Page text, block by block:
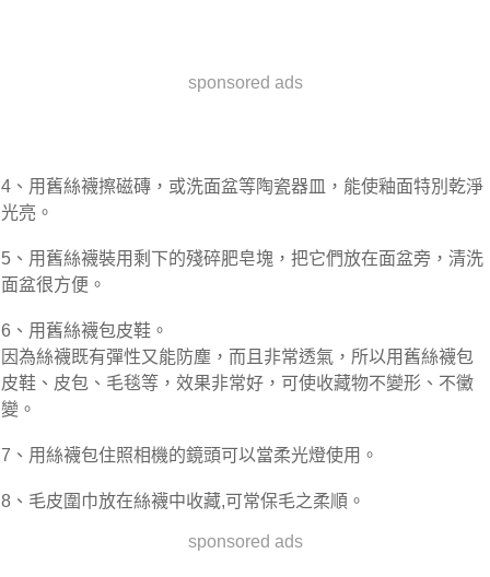
sponsored ads
4、用舊絲襪擦磁磚，或洗面盆等陶瓷器皿，能使釉面特別乾淨
光亮。
5、用舊絲襪裝用剩下的殘碎肥皂塊，把它們放在面盆旁，清洗
面盆很方便。
6、用舊絲襪包皮鞋。
因為絲襪既有彈性又能防塵，而且非常透氣，所以用舊絲襪包
皮鞋、皮包、毛毯等，效果非常好，可使收藏物不變形、不黴
變。
7、用絲襪包住照相機的鏡頭可以當柔光燈使用。
8、毛皮圍巾放在絲襪中收藏,可常保毛之柔順。
sponsored ads